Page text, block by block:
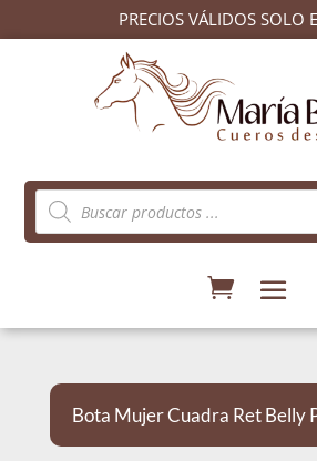
PRECIOS VÁLIDOS SOLO
Búsqueda
de
productos
Bota Mujer Cuadra Ret Belly